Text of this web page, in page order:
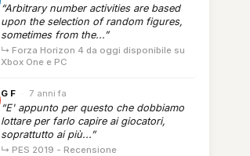
“Arbitrary number activities are based
upon the selection of random figures,
sometimes from the...”
↳ Forza Horizon 4 da oggi disponibile su
Xbox One e PC
G F · 7 anni fa
“E' appunto per questo che dobbiamo
lottare per farlo capire ai giocatori,
soprattutto ai più...”
↳ PES 2019 - Recensione